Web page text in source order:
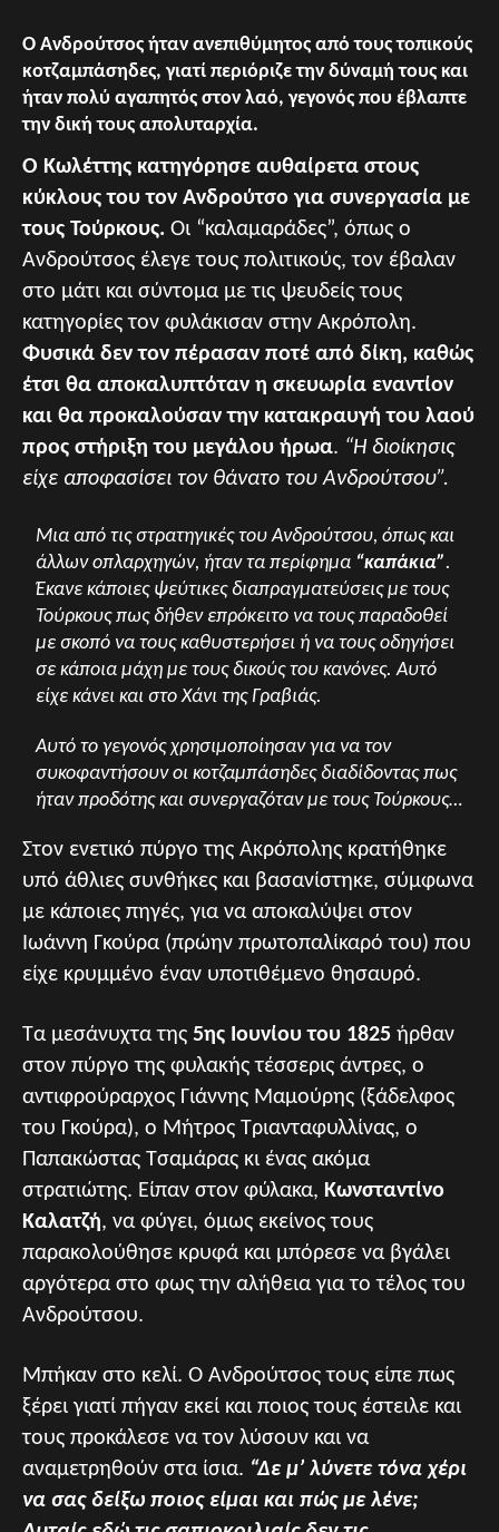
Ο Ανδρούτσος ήταν ανεπιθύμητος από τους τοπικούς
κοτζαμπάσηδες, γιατί περιόριζε την δύναμή τους και
ήταν πολύ αγαπητός στον λαό, γεγονός που έβλαπτε
την δική τους απολυταρχία.
Ο Κωλέττης κατηγόρησε αυθαίρετα στους
κύκλους του τον Ανδρούτσο για συνεργασία με
τους Τούρκους. Οι “καλαμαράδες”, όπως ο
Ανδρούτσος έλεγε τους πολιτικούς, τον έβαλαν
στο μάτι και σύντομα με τις ψευδείς τους
κατηγορίες τον φυλάκισαν στην Ακρόπολη.
Φυσικά δεν τον πέρασαν ποτέ από δίκη, καθώς
έτσι θα αποκαλυπτόταν η σκευωρία εναντίον
και θα προκαλούσαν την κατακραυγή του λαού
προς στήριξη του μεγάλου ήρωα. “Η διοίκησις
είχε αποφασίσει τον θάνατο του Ανδρούτσου”.
Μια από τις στρατηγικές του Ανδρούτσου, όπως και
άλλων οπλαρχηγών, ήταν τα περίφημα “καπάκια”.
Έκανε κάποιες ψεύτικες διαπραγματεύσεις με τους
Τούρκους πως δήθεν επρόκειτο να τους παραδοθεί
με σκοπό να τους καθυστερήσει ή να τους οδηγήσει
σε κάποια μάχη με τους δικούς του κανόνες. Αυτό
είχε κάνει και στο Χάνι της Γραβιάς.
Αυτό το γεγονός χρησιμοποίησαν για να τον
συκοφαντήσουν οι κοτζαμπάσηδες διαδίδοντας πως
ήταν προδότης και συνεργαζόταν με τους Τούρκους…
Στον ενετικό πύργο της Ακρόπολης κρατήθηκε
υπό άθλιες συνθήκες και βασανίστηκε, σύμφωνα
με κάποιες πηγές, για να αποκαλύψει στον
Ιωάννη Γκούρα (πρώην πρωτοπαλίκαρό του) που
είχε κρυμμένο έναν υποτιθέμενο θησαυρό.
Τα μεσάνυχτα της 5ης Ιουνίου του 1825 ήρθαν
στον πύργο της φυλακής τέσσερις άντρες, ο
αντιφρούραρχος Γιάννης Μαμούρης (ξάδελφος
του Γκούρα), ο Μήτρος Τριανταφυλλίνας, ο
Παπακώστας Τσαμάρας κι ένας ακόμα
στρατιώτης. Είπαν στον φύλακα, Κωνσταντίνο
Καλατζή, να φύγει, όμως εκείνος τους
παρακολούθησε κρυφά και μπόρεσε να βγάλει
αργότερα στο φως την αλήθεια για το τέλος του
Ανδρούτσου.
Μπήκαν στο κελί. Ο Ανδρούτσος τους είπε πως
ξέρει γιατί πήγαν εκεί και ποιος τους έστειλε και
τους προκάλεσε να τον λύσουν και να
αναμετρηθούν στα ίσια. “Δε μ’ λύνετε τόνα χέρι
να σας δείξω ποιος είμαι και πώς με λένε;